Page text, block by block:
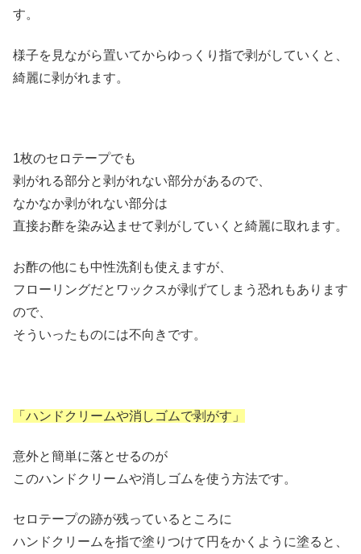
す。
様子を見ながら置いてからゆっくり指で剥がしていくと、
綺麗に剥がれます。
1枚のセロテープでも
剥がれる部分と剥がれない部分があるので、
なかなか剥がれない部分は
直接お酢を染み込ませて剥がしていくと綺麗に取れます。
お酢の他にも中性洗剤も使えますが、
フローリングだとワックスが剥げてしまう恐れもあります
ので、
そういったものには不向きです。
「ハンドクリームや消しゴムで剥がす」
意外と簡単に落とせるのが
このハンドクリームや消しゴムを使う方法です。
セロテープの跡が残っているところに
ハンドクリームを指で塗りつけて円をかくように塗ると、